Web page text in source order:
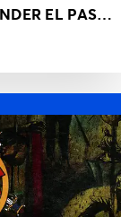
DANIEL HABIF GIRA "ASCENDER EL PASO FINAL"